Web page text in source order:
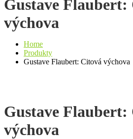
Gustave Flaubert:
výchova
Home
Produkty
Gustave Flaubert: Citová výchova
Gustave Flaubert:
výchova